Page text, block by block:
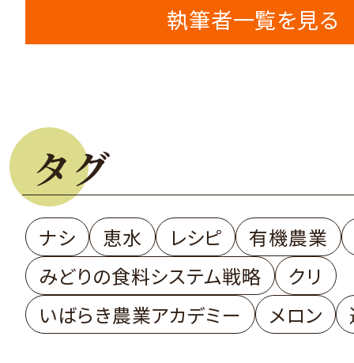
執筆者一覧を見る
タグ
ナシ 恵水 レシピ
有機農業
みどりの食料システム戦略
クリ
いばらき農業アカデミー
メロン